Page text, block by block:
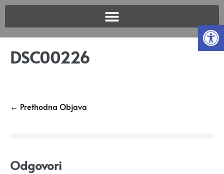
DSC00226
← Prethodna Objava
Odgovori